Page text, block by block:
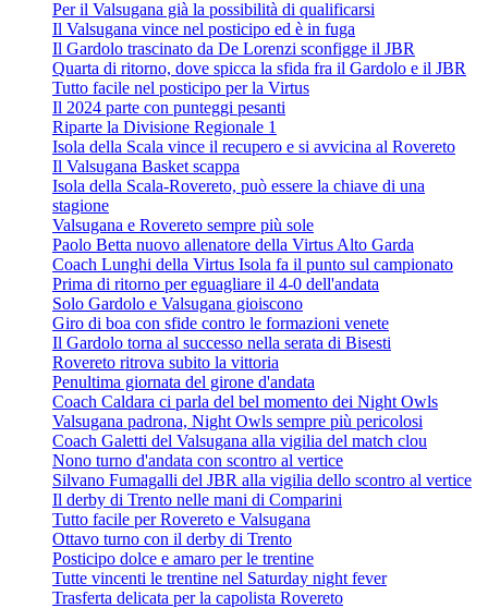
Per il Valsugana già la possibilità di qualificarsi
Il Valsugana vince nel posticipo ed è in fuga
Il Gardolo trascinato da De Lorenzi sconfigge il JBR
Quarta di ritorno, dove spicca la sfida fra il Gardolo e il JBR
Tutto facile nel posticipo per la Virtus
Il 2024 parte con punteggi pesanti
Riparte la Divisione Regionale 1
Isola della Scala vince il recupero e si avvicina al Rovereto
Il Valsugana Basket scappa
Isola della Scala-Rovereto, può essere la chiave di una
stagione
Valsugana e Rovereto sempre più sole
Paolo Betta nuovo allenatore della Virtus Alto Garda
Coach Lunghi della Virtus Isola fa il punto sul campionato
Prima di ritorno per eguagliare il 4-0 dell'andata
Solo Gardolo e Valsugana gioiscono
Giro di boa con sfide contro le formazioni venete
Il Gardolo torna al successo nella serata di Bisesti
Rovereto ritrova subito la vittoria
Penultima giornata del girone d'andata
Coach Caldara ci parla del bel momento dei Night Owls
Valsugana padrona, Night Owls sempre più pericolosi
Coach Galetti del Valsugana alla vigilia del match clou
Nono turno d'andata con scontro al vertice
Silvano Fumagalli del JBR alla vigilia dello scontro al vertice
Il derby di Trento nelle mani di Comparini
Tutto facile per Rovereto e Valsugana
Ottavo turno con il derby di Trento
Posticipo dolce e amaro per le trentine
Tutte vincenti le trentine nel Saturday night fever
Trasferta delicata per la capolista Rovereto